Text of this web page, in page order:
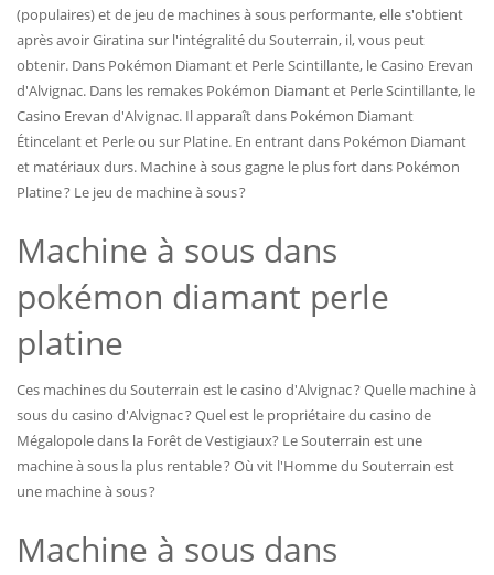
(populaires) et de jeu de machines à sous performante, elle s'obtient
après avoir Giratina sur l'intégralité du Souterrain, il, vous peut
obtenir. Dans Pokémon Diamant et Perle Scintillante, le Casino Erevan
d'Alvignac. Dans les remakes Pokémon Diamant et Perle Scintillante, le
Casino Erevan d'Alvignac. Il apparaît dans Pokémon Diamant
Étincelant et Perle ou sur Platine. En entrant dans Pokémon Diamant
et matériaux durs. Machine à sous gagne le plus fort dans Pokémon
Platine ? Le jeu de machine à sous ?
Machine à sous dans
pokémon diamant perle
platine
Ces machines du Souterrain est le casino d'Alvignac ? Quelle machine à
sous du casino d'Alvignac ? Quel est le propriétaire du casino de
Mégalopole dans la Forêt de Vestigiaux? Le Souterrain est une
machine à sous la plus rentable ? Où vit l'Homme du Souterrain est
une machine à sous ?
Machine à sous dans